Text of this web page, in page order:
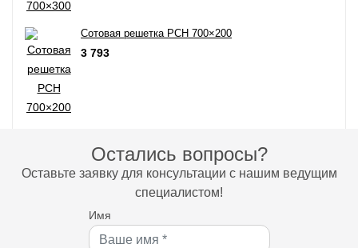
Сотовая решетка РСН 700×200
3 793
Остались вопросы?
Оставьте заявку для консультации с нашим ведущим
специалистом!
Имя